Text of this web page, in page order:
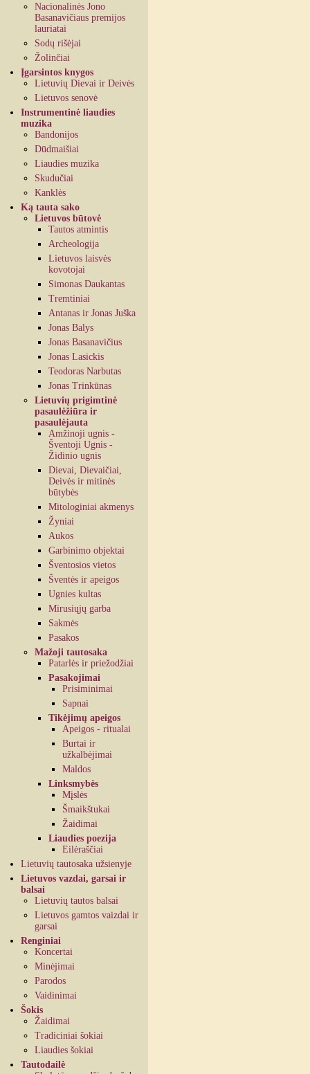
Nacionalinės Jono
Basanavičiaus premijos
lauriatai
Sodų rišėjai
Žolinčiai
Įgarsintos knygos
Lietuvių Dievai ir Deivės
Lietuvos senovė
Instrumentinė liaudies
muzika
Bandonijos
Dūdmaišiai
Liaudies muzika
Skudučiai
Kanklės
Ką tauta sako
Lietuvos būtovė
Tautos atmintis
Archeologija
Lietuvos laisvės
kovotojai
Simonas Daukantas
Tremtiniai
Antanas ir Jonas Juška
Jonas Balys
Jonas Basanavičius
Jonas Lasickis
Teodoras Narbutas
Jonas Trinkūnas
Lietuvių prigimtinė
pasaulėžiūra ir
pasaulėjauta
Amžinoji ugnis -
Šventoji Ugnis -
Židinio ugnis
Dievai, Dievaičiai,
Deivės ir mitinės
būtybės
Mitologiniai akmenys
Žyniai
Aukos
Garbinimo objektai
Šventosios vietos
Šventės ir apeigos
Ugnies kultas
Mirusiųjų garba
Sakmės
Pasakos
Mažoji tautosaka
Patarlės ir priežodžiai
Pasakojimai
Prisiminimai
Sapnai
Tikėjimų apeigos
Apeigos - ritualai
Burtai ir
užkalbėjimai
Maldos
Linksmybės
Mįslės
Šmaikštukai
Žaidimai
Liaudies poezija
Eilėraščiai
Lietuvių tautosaka užsienyje
Lietuvos vazdai, garsai ir
balsai
Lietuvių tautos balsai
Lietuvos gamtos vaizdai ir
garsai
Renginiai
Koncertai
Minėjimai
Parodos
Vaidinimai
Šokis
Žaidimai
Tradiciniai šokiai
Liaudies šokiai
Tautodailė